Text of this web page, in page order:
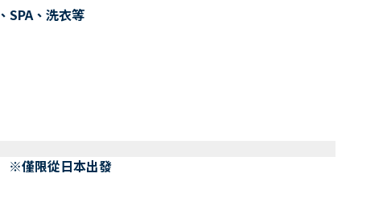
SPA、洗衣等
※僅限從日本出發